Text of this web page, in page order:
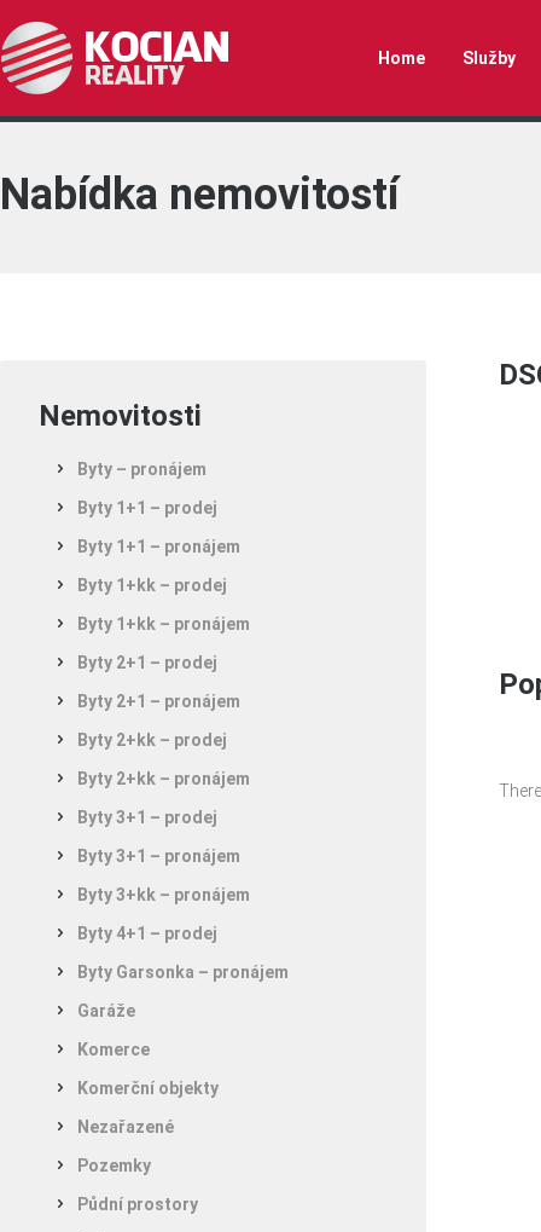
Home Služby
Nabídka nemovitostí
Nemovitosti
Byty – pronájem
Byty 1+1 – prodej
Byty 1+1 – pronájem
Byty 1+kk – prodej
Byty 1+kk – pronájem
Byty 2+1 – prodej
Byty 2+1 – pronájem
Byty 2+kk – prodej
Byty 2+kk – pronájem
Byty 3+1 – prodej
Byty 3+1 – pronájem
Byty 3+kk – pronájem
Byty 4+1 – prodej
Byty Garsonka – pronájem
Garáže
Komerce
Komerční objekty
Nezařazené
Pozemky
Půdní prostory